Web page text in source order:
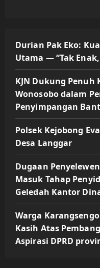
Durian Pak Eko:
Utama — “Tak
KJN Dukung Penuh
Wonosobo dalam
Penyimpangan
Polsek Kejobong
Desa Langgar
Dugaan
Masuk Tahap
Geledah Kantor
Warga
Kasih Atas
Aspirasi DPRD